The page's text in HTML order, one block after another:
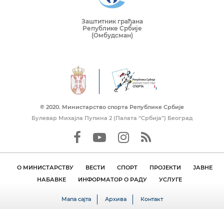
Заштитник грађана
Републике Србије
(Омбудсман)
© 2020. Mинистарство спорта Републике Србије
Булевар Михајла Пупина 2 (Палата “Србија”) Београд
О МИНИСТАРСТВУ ВЕСТИ СПОРТ ПРОЈЕКТИ
ЈАВНЕ
НАБАВКЕ
ИНФОРМАТОР О РАДУ УСЛУГЕ
Мапа сајта Архива Контакт